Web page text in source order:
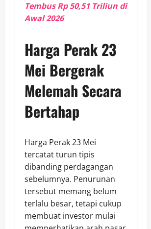
Tembus Rp 50,51 Triliun di
Awal 2026
Harga Perak 23
Mei Bergerak
Melemah Secara
Bertahap
Harga Perak 23 Mei
tercatat turun tipis
dibanding perdagangan
sebelumnya. Penurunan
tersebut memang belum
terlalu besar, tetapi cukup
membuat investor mulai